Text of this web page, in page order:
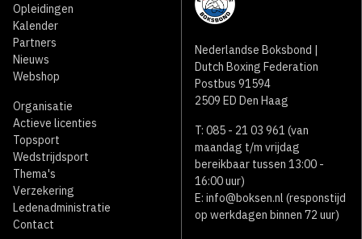
Opleidingen
Kalender
Partners
Nieuws
Webshop
Organisatie
Actieve licenties
Topsport
Wedstrijdsport
Thema's
Verzekering
Ledenadministratie
Contact
Nederlandse Boksbond |
Dutch Boxing Federation
Postbus 91594
2509 ED Den Haag
T: 085 - 21 03 961 (van
maandag t/m vrijdag
bereikbaar tussen 13:00 -
16:00 uur)
E: info@boksen.nl (responstijd
op werkdagen binnen 72 uur)